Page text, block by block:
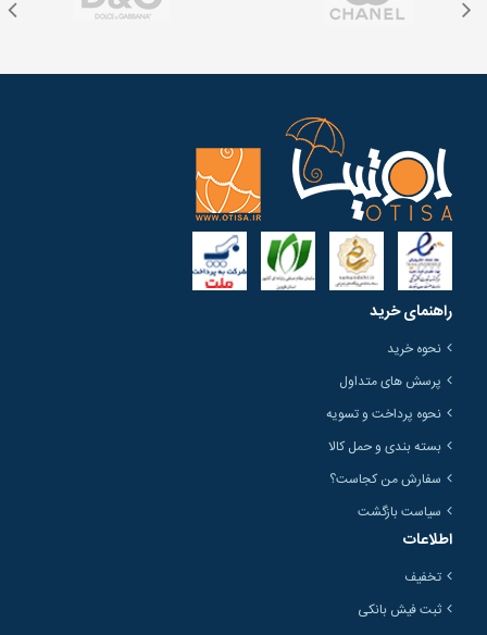
راهنمای خرید
نحوه خرید
پرسش های متداول
نحوه پرداخت و تسویه
بسته بندی و حمل کالا
سفارش من کجاست؟
سیاست بازگشت
اطلاعات
تخفیف
ثبت فیش بانکی